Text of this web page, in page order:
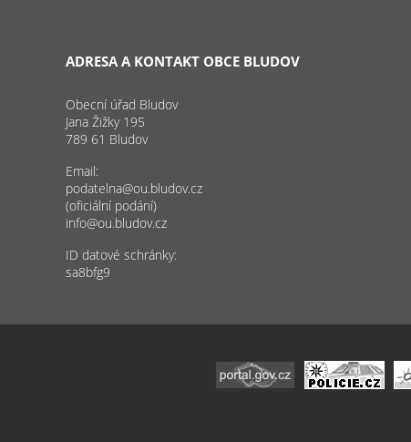
ADRESA A KONTAKT OBCE BLUDOV
Obecní úřad Bludov
Jana Žižky 195
789 61 Bludov
Email:
podatelna@ou.bludov.cz
(oficiální podání)
info@ou.bludov.cz
ID datové schránky:
sa8bfg9